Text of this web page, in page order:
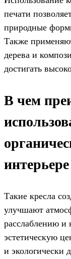
печати
природные
Также
дерева и
достигать
В чем
Такие кресла
улучшают
расслаблению и
эстетическую
и экологически